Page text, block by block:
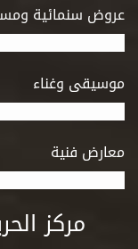
عروض سنمائية
موسيقى وغناء
معارض فنية
مركز